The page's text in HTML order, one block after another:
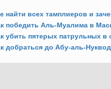
найти всех тамплиеров и
победить Аль-Муалима в